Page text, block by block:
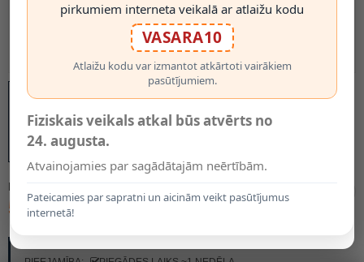
MODELIS:
51.00€
pirkumiem interneta veikalā ar atlaižu kodu
VASARA10
Atlaižu kodu var izmantot atkārtoti vairākiem
pasūtījumiem.
Fiziskais veikals atkal būs atvērts no
24. augusta.
Atvainojamies par sagādātajām neērtībām.
Pateicamies par sapratni un aicinām veikt pasūtījumus
internetā!